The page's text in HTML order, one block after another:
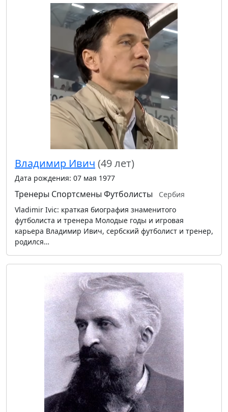
Владимир Ивич (49 лет)
Дата рождения: 07 мая 1977
Тренеры Спортсмены Футболисты
Сербия
Vladimir Ivic: краткая биография знаменитого
футболиста и тренера Молодые годы и игровая
карьера Владимир Ивич, сербский футболист и тренер,
родился…